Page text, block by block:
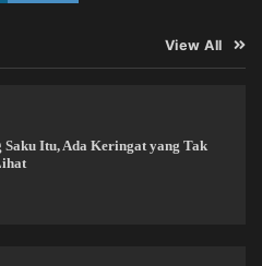
View All
Itu, Ada Keringat yang Tak